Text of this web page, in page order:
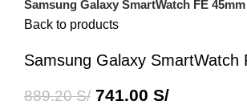
Samsung Galaxy SmartWatch FE 45mm
Back to products
Samsung Galaxy SmartWatch
889.20S/ 741.00 S/